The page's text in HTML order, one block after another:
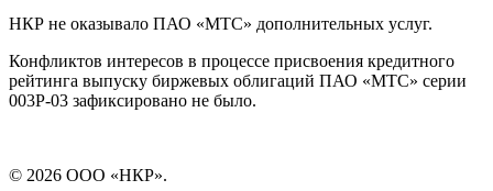
НКР не оказывало ПАО «МТС» дополнительных услуг.
Конфликтов интересов в процессе присвоения кредитного
рейтинга выпуску биржевых облигаций ПАО «МТС» серии
003Р-03 зафиксировано не было.
© 2026 ООО «НКР».